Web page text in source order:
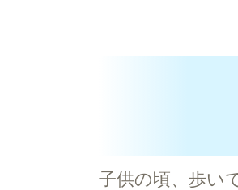
子供の頃、歩い